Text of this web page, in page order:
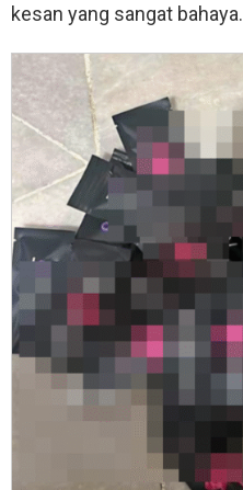
kesan yang sangat bahaya.